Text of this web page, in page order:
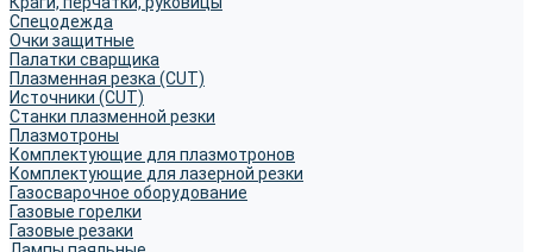
Спецодежда
Очки защитные
Палатки сварщика
Плазменная резка (CUT)
Источники (CUT)
Станки плазменной резки
Плазмотроны
Комплектующие для плазмотронов
Комплектующие для лазерной резки
Газосварочное оборудование
Газовые горелки
Газовые резаки